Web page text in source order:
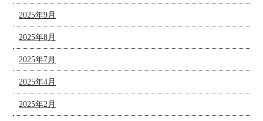
2025年9月
2025年8月
2025年7月
2025年4月
2025年2月